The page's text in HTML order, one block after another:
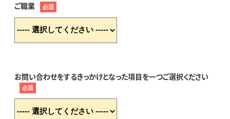
ご職業 必須
お問い合わせをするきっかけとなった項目を一つご選択ください
必須